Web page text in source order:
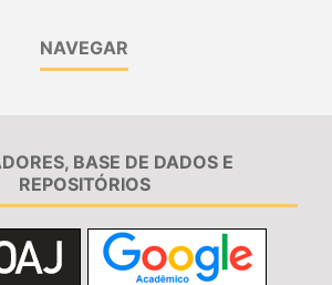
NAVEGAR
BASE DE DADOS E
REPOSITÓRIOS